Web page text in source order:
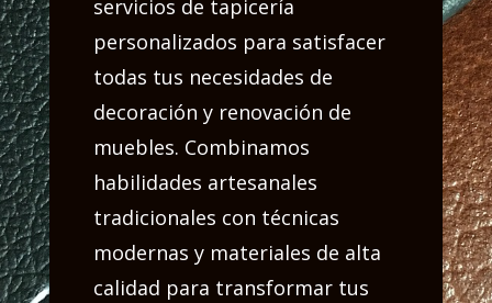
servicios de tapicería
personalizados para satisfacer
todas tus necesidades de
decoración y renovación de
muebles. Combinamos
habilidades artesanales
tradicionales con técnicas
modernas y materiales de alta
calidad para transformar tus